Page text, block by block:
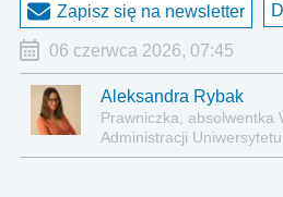
Zapisz się na newsletter
06 czerwca 2026, 07:45
Aleksandra Rybak
Prawniczka, absolwentka
Administracji
w Poznaniu